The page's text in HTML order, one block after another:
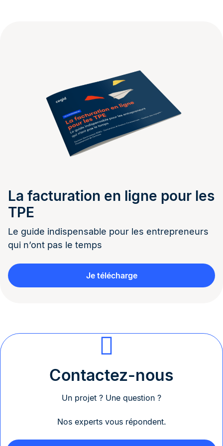
La facturation en ligne pour les
TPE
Le guide indispensable pour les entrepreneurs
qui n’ont pas le temps
Je télécharge
Contactez-nous
Un projet ? Une question ?
Nos experts vous répondent.